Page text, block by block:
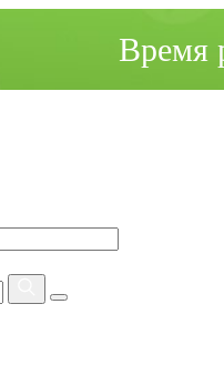
Время